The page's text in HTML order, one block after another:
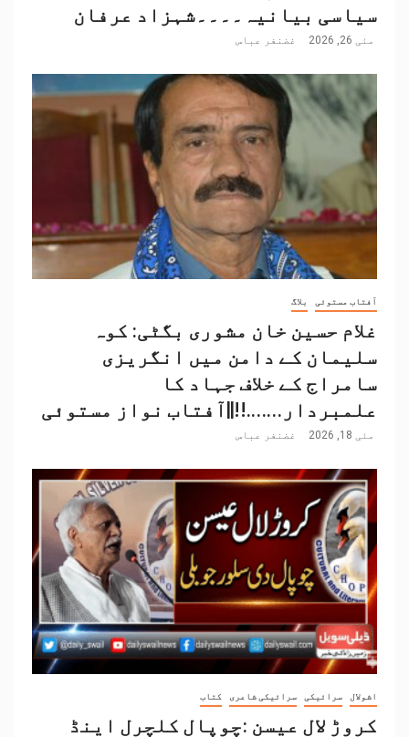
سیاسی بیانیہ۔۔۔۔شہزاد عرفان
مئی 26, 2026 غضنفر عباس
آفتاب مستوئی بلاگ
غلام حسین خان مشوری بگٹی: کوہ
سلیمان کے دامن میں انگریزی
سامراج کے خلاف جہاد کا
علمبردار…….!!||آفتاب نواز مستوئی
مئی 18, 2026 غضنفر عباس
اشولال سرائیکی سرائیکی شاعری کتاب
کروڑ لال عیسن :چوپال کلچرل اینڈ